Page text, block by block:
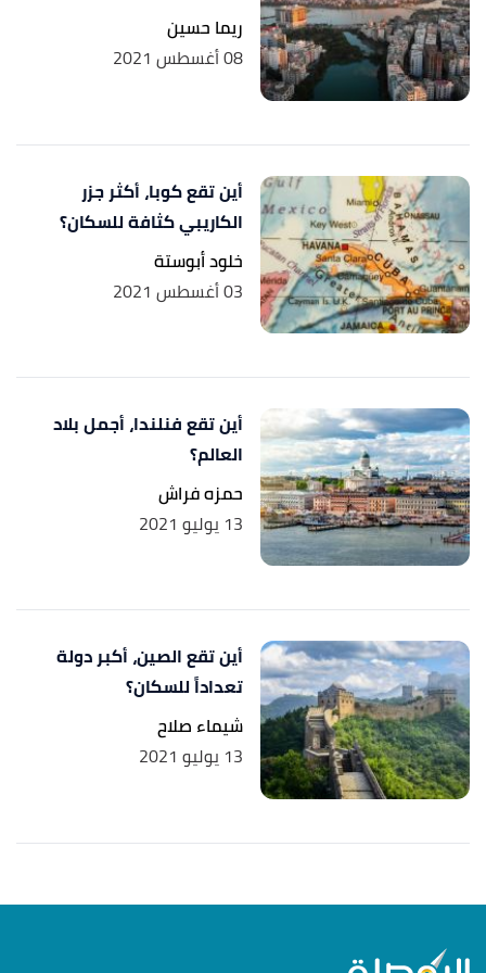
ريما حسين
08 أغسطس 2021
أين تقع كوبا، أكثر جزر
الكاريبي كثافة للسكان؟
خلود أبوستة
03 أغسطس 2021
أين تقع فنلندا، أجمل بلاد
العالم؟
حمزه فراش
13 يوليو 2021
أين تقع الصين، أكبر دولة
تعداداً للسكان؟
شيماء صلاح
13 يوليو 2021